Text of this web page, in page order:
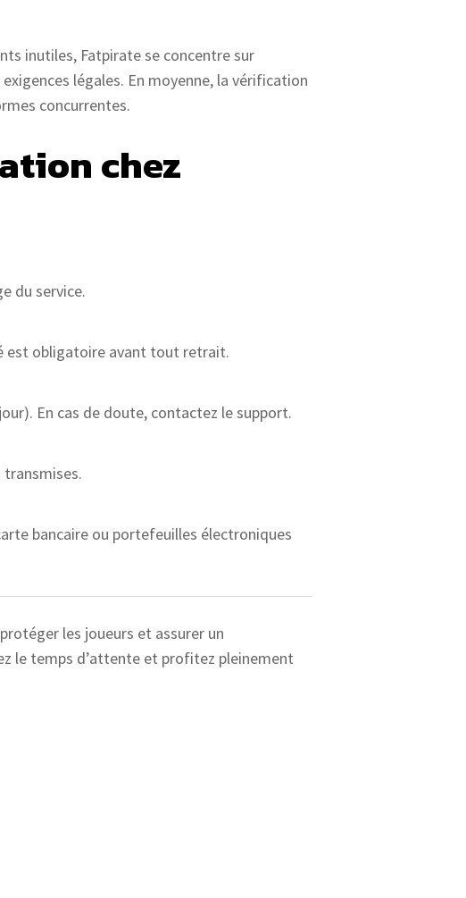
inutiles, Fatpirate se concentre sur
légales. En moyenne, la vérification
concurrentes.
chez
du service.
est obligatoire avant tout retrait.
En cas de doute, contactez le support.
bancaire ou portefeuilles électroniques
les joueurs et assurer un
le temps d’attente et profitez pleinement